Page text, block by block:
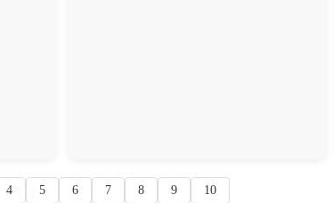
4 5 6 7 8 9 10